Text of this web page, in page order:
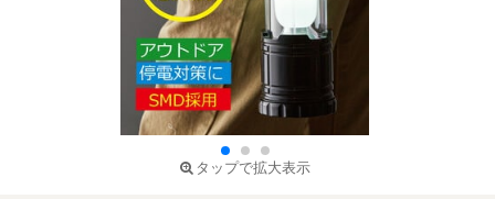
タップで拡大表示